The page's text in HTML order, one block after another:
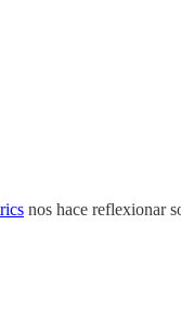
nos hace reflexionar